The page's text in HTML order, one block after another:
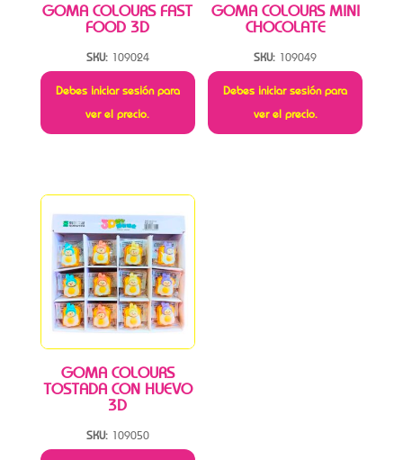
GOMA COLOURS FAST
FOOD 3D
SKU: 109024
Debes iniciar sesión para
ver el precio.
GOMA COLOURS MINI
CHOCOLATE
SKU: 109049
Debes iniciar sesión para
ver el precio.
GOMA COLOURS
TOSTADA CON HUEVO
3D
SKU: 109050